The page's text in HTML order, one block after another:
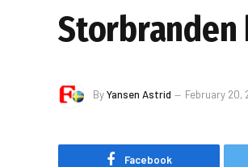
ByYansen Astrid February 20,
Facebook